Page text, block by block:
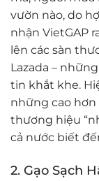
vườn nào, do
nhận VietGAP
lên các sàn
Lazada –
tin khắt khe.
những cao hơn
thương hiệu
cả nước biết
2. Gạo Sạch